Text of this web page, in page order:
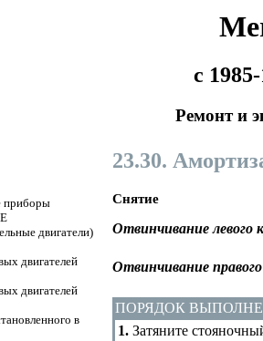
с
Ремонт и
приборы
двигатели)
двигателей
двигателей
в
23.30.
Снятие
Отвинчивание левого
Отвинчивание
ПОРЯДОК
1. Затяните